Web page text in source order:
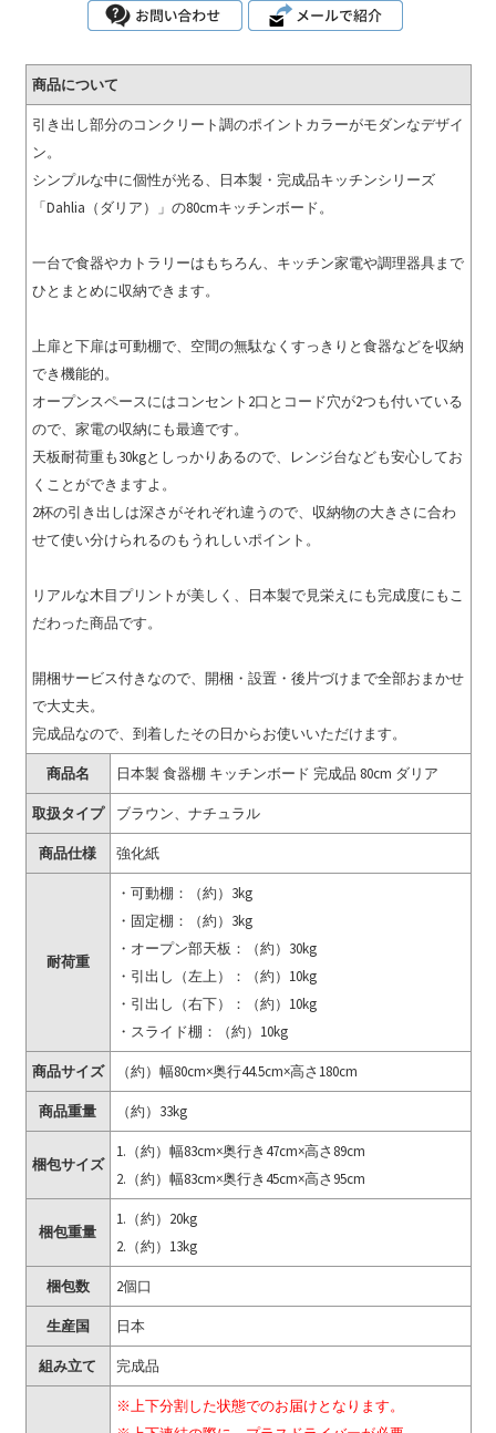
商品について
引き出し部分のコンクリート調のポイントカラーがモダンなデザイ
ン。
シンプルな中に個性が光る、日本製・完成品キッチンシリーズ
「Dahlia（ダリア）」の80cmキッチンボード。
一台で食器やカトラリーはもちろん、キッチン家電や調理器具まで
ひとまとめに収納できます。
上扉と下扉は可動棚で、空間の無駄なくすっきりと食器などを収納
でき機能的。
オープンスペースにはコンセント2口とコード穴が2つも付いている
ので、家電の収納にも最適です。
天板耐荷重も30kgとしっかりあるので、レンジ台なども安心してお
くことができますよ。
2杯の引き出しは深さがそれぞれ違うので、収納物の大きさに合わ
せて使い分けられるのもうれしいポイント。
リアルな木目プリントが美しく、日本製で見栄えにも完成度にもこ
だわった商品です。
開梱サービス付きなので、開梱・設置・後片づけまで全部おまかせ
で大丈夫。
完成品なので、到着したその日からお使いいただけます。
商品名 日本製 食器棚 キッチンボード 完成品 80cm ダリア
取扱タイプ ブラウン、ナチュラル
商品仕様 強化紙
耐荷重
・可動棚：（約）3kg
・固定棚：（約）3kg
・オープン部天板：（約）30kg
・引出し（左上）：（約）10kg
・引出し（右下）：（約）10kg
・スライド棚：（約）10kg
商品サイズ （約）幅80cm×奥行44.5cm×高さ180cm
商品重量 （約）33kg
梱包サイズ
1.（約）幅83cm×奥行き47cm×高さ89cm
2.（約）幅83cm×奥行き45cm×高さ95cm
梱包重量
1.（約）20kg
2.（約）13kg
梱包数 2個口
生産国 日本
組み立て 完成品
※上下分割した状態でのお届けとなります。